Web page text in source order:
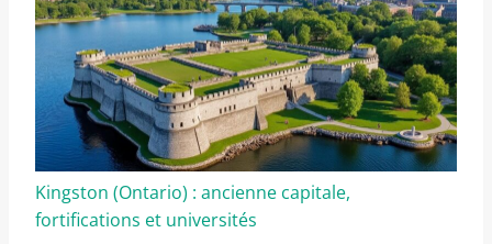
Kingston (Ontario) : ancienne capitale,
fortifications et universités